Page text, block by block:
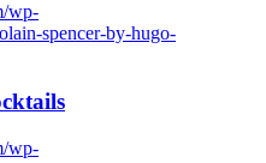
wp-
spencer-by-hugo-
wp-